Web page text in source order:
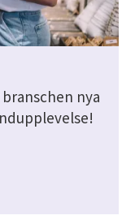
nya